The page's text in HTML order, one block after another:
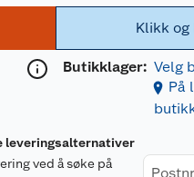
Klikk og
Butikklager: Velg
På
leveringsalternativer
ved å søke på